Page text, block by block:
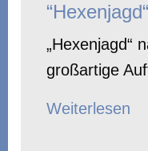
„Hexenjagd“
großartige
Weiterlesen